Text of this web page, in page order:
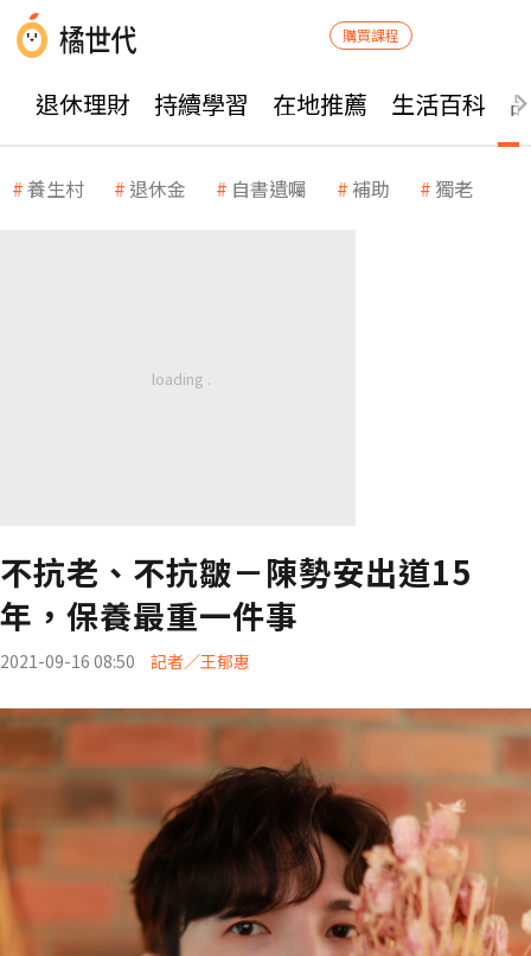
購買課程
退休理財 持續學習 在地推薦 生活百科
養生村 退休金 自書遺囑 補助 獨老
不抗老、不抗皺－陳勢安出道15
年，保養最重一件事
2021-09-16 08:50 記者／王郁惠